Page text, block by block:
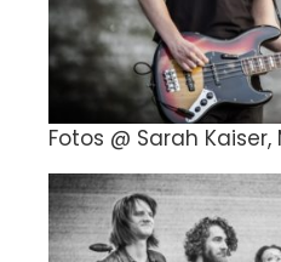
Fotos @ Sarah